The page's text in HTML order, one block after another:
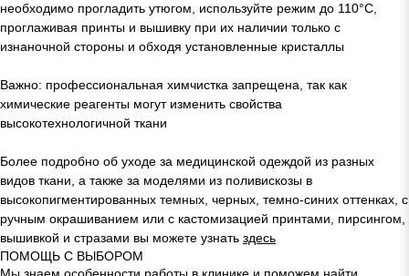
необходимо прогладить утюгом, используйте режим до 110°C,
проглаживая принты и вышивку при их наличии только с
изнаночной стороны и обходя установленные кристаллы
Важно: профессиональная химчистка запрещена, так как
химические реагенты могут изменить свойства
высокотехнологичной ткани
Более подробно об уходе за медицинской одеждой из разных
видов ткани, а также за моделями из поливискозы в
высокопигментированных темных, черных, темно-синих оттенках, с
ручным окрашиванием или с кастомизацией принтами, пирсингом,
вышивкой и стразами вы можете узнать здесь
ПОМОЩЬ С ВЫБОРОМ